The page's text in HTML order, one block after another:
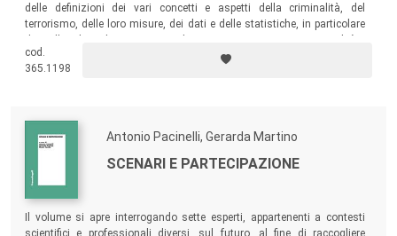
delle definizioni dei vari concetti e aspetti della criminalità, del
terrorismo, delle loro misure, dei dati e delle statistiche, in particolare
terrorismo.
cod.
365.1198
Antonio Pacinelli, Gerarda Martino
SCENARI E PARTECIPAZIONE
Il volume si apre interrogando sette esperti, appartenenti a contesti
scientifici e professionali diversi, sul futuro, al fine di raccogliere